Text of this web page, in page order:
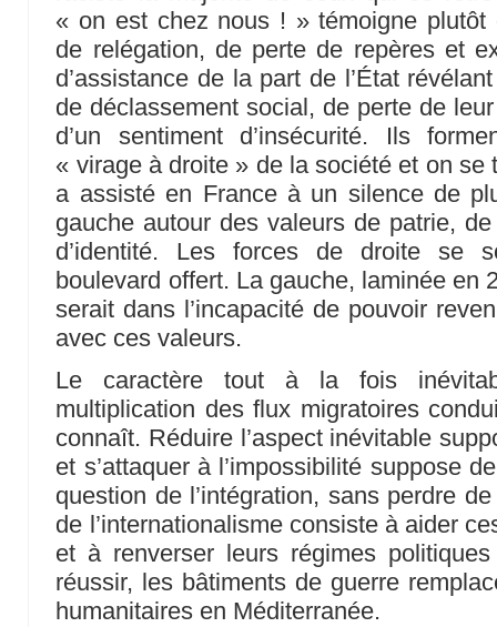
« on est chez nous ! » témoigne plutôt
de relégation, de perte de repères et
d’assistance de la part de l’État
de déclassement social, de perte de
d’un sentiment d’insécurité. Ils
« virage à droite » de la société et on se
a assisté en France à un silence de
gauche autour des valeurs de patrie,
d’identité. Les forces de droite se
boulevard offert. La gauche, laminée en
serait dans l’incapacité de pouvoir
avec ces valeurs.
Le caractère tout à la fois
multiplication des flux migratoires
connaît. Réduire l’aspect inévitable
et s’attaquer à l’impossibilité suppose
question de l’intégration, sans perdre
de l’internationalisme consiste à aider
et à renverser leurs régimes
réussir, les bâtiments de guerre
humanitaires en Méditerranée.